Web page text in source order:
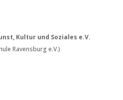
Kultur und Soziales e.V.
Ravensburg e.V.)